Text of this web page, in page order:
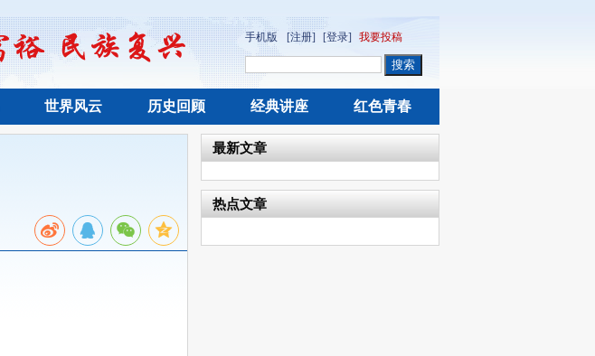
手机版 [注册] [登录] 我要投稿
世界风云 历史回顾 经典讲座 红色青春
最新文章
热点文章